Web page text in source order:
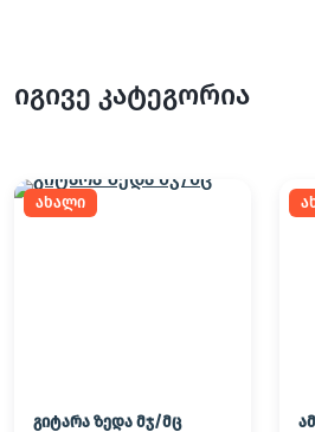
იგივე კატეგორია
ახალი
გიტარა ზედა მჯ/მც